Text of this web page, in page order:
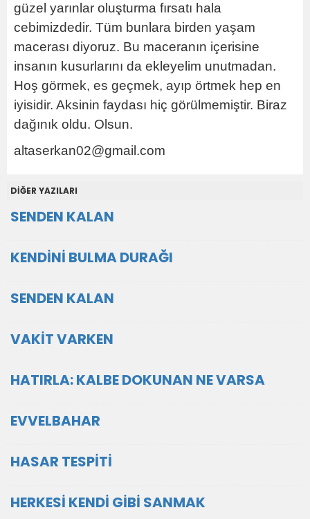
güzel yarınlar oluşturma fırsatı hala
cebimizdedir. Tüm bunlara birden yaşam
macerası diyoruz. Bu maceranın içerisine
insanın kusurlarını da ekleyelim unutmadan.
Hoş görmek, es geçmek, ayıp örtmek hep en
iyisidir. Aksinin faydası hiç görülmemiştir. Biraz
dağınık oldu. Olsun.
altaserkan02@gmail.com
DİĞER YAZILARI
SENDEN KALAN
KENDİNİ BULMA DURAĞI
SENDEN KALAN
VAKİT VARKEN
HATIRLA: KALBE DOKUNAN NE VARSA
EVVELBAHAR
HASAR TESPİTİ
HERKESİ KENDİ GİBİ SANMAK